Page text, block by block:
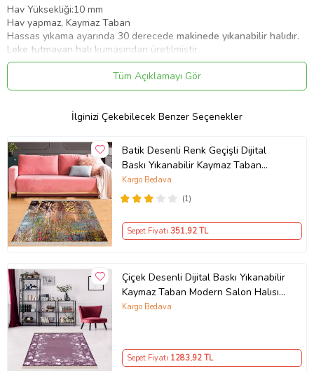
Hav Yüksekliği:10 mm
Hav yapmaz, Kaymaz Taban
Hassas yıkama ayarında 30 derecede makinede yıkanabilir halıdır.
Leke tutmayan halı kumaşından üretilmiştir.
Yıkama koşullarına uyulduğu taktirde solma gerçekleşmez.
Çamaşır suyu ve ağartıcı kullanmayınız.
Seçenekler üzerinden seçtiğiniz ölçülerde üretilerek
Ürün Kodu:kcm58346233
Tüm Açıklamayı Gör
İlginizi Çekebilecek Benzer Seçenekler
Batik Desenli Renk Geçişli Dijital
Baskı Yıkanabilir Kaymaz Taban
Salon Halısı ve Yolluk (Karışık)
(1)
Kargo Bedava
Sepet Fiyatı 351,92 TL
Çiçek Desenli Dijital Baskı Yıkanabilir
Kaymaz Taban Modern Salon Halısı
ve Yolluk (Gül Kurusu)
Kargo Bedava
Sepet Fiyatı 1283,92 TL